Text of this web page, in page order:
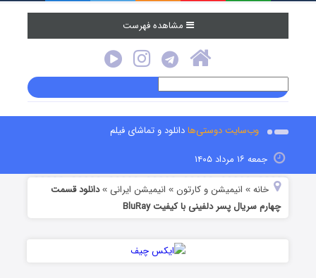
مشاهده فهرست
وب‌سایت دوستی‌هادانلود و تماشای فیلم
جمعه ۱۶ مرداد ۱۴۰۵
خانه » انیمیشن و کارتون » انیمیشن ایرانی »دانلود قسمت
چهارم سریال پسر دلفینی با کیفیت BluRay